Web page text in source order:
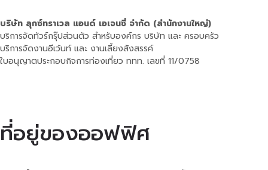
บริษัท ลุกซ์ทราเวล แอนด์ เอเจนซี่ จำกัด (สำนักงานใหญ่)
บริการจัดทัวร์กรุ๊ปส่วนตัว สำหรับองค์กร บริษัท และ ครอบครัว
บริการจัดงานอีเว้นท์ และ งานเลี้ยงสังสรรค์
ใบอนุญาตประกอบกิจการท่องเที่ยว ททท. เลขที่ 11/0758
ที่อยู่ของออฟฟิศ